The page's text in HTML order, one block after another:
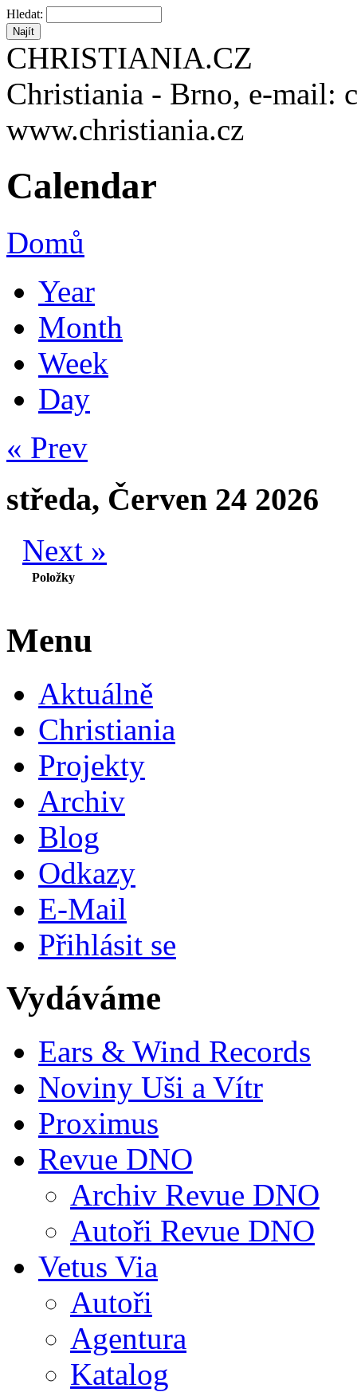
Hledat:
CHRISTIANIA.CZ
Christiania - Brno, e-mail:
www.christiania.cz
Calendar
Domů
Year
Month
Week
Day
« Prev
středa, Červen 24 2026
Next »
Položky
Menu
Aktuálně
Christiania
Projekty
Archiv
Blog
Odkazy
E-Mail
Přihlásit se
Vydáváme
Ears & Wind Records
Noviny Uši a Vítr
Proximus
Revue DNO
Archiv Revue DNO
Autoři Revue DNO
Vetus Via
Autoři
Agentura
Katalog